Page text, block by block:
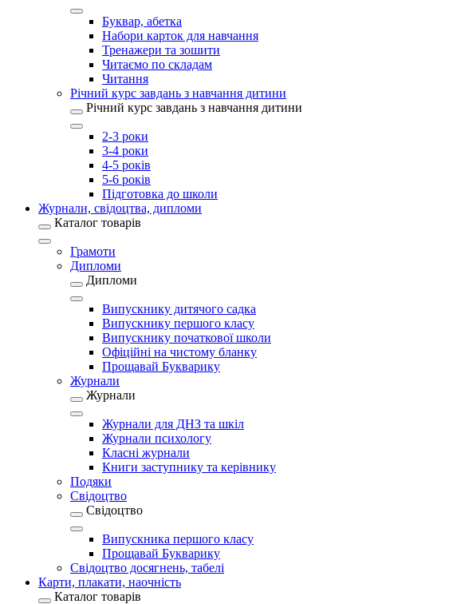
Буквар, абетка
Набори карток для навчання
Тренажери та зошити
Читаємо по складам
Читання
Річний курс завдань з навчання дитини
Річний курс завдань з навчання дитини
2-3 роки
3-4 роки
4-5 років
5-6 років
Підготовка до школи
Журнали, свідоцтва, дипломи
Каталог товарів
Грамоти
Дипломи
Дипломи
Випускнику дитячого садка
Випускнику першого класу
Випускнику початкової школи
Офіційні на чистому бланку
Прощавай Букварику
Журнали
Журнали
Журнали для ДНЗ та шкіл
Журнали психологу
Класні журнали
Книги заступнику та керівнику
Подяки
Свідоцтво
Свідоцтво
Випускника першого класу
Прощавай Букварику
Свідоцтво досягнень, табелі
Карти, плакати, наочність
Каталог товарів